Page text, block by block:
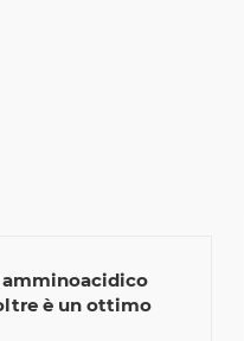
è un ottimo